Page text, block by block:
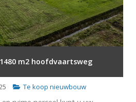
m2 hoofdvaartsweg
Te koop nieuwbouw